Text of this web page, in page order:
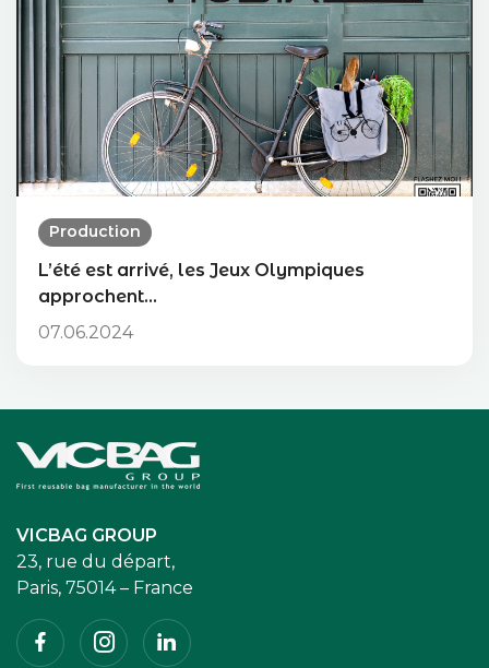
Production
L’été est arrivé, les Jeux Olympiques
approchent…
07.06.2024
Accueil
VICBAG GROUP
23, rue du départ,
Paris, 75014 – France
FacebookInstagramLinkedin